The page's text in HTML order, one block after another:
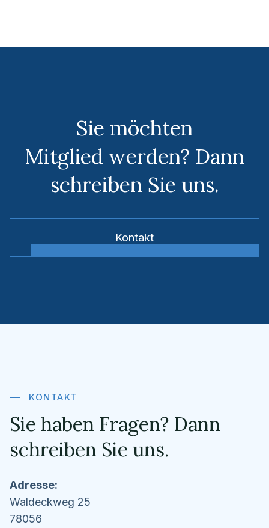
Sie möchten
Mitglied werden? Dann
schreiben Sie uns.
Kontakt
KONTAKT
Sie haben Fragen? Dann
schreiben Sie uns.
Adresse:
Waldeckweg 25
78056